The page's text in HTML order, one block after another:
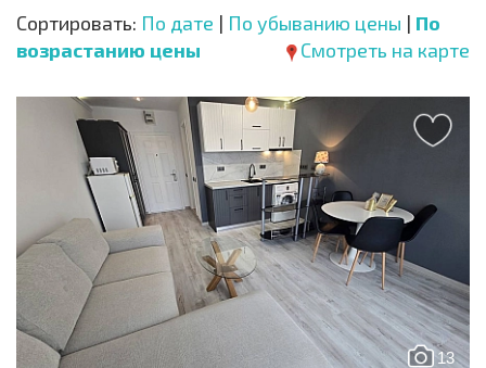
Сортировать: По дате | По убыванию цены | По
возрастанию цены
Смотреть на карте
13